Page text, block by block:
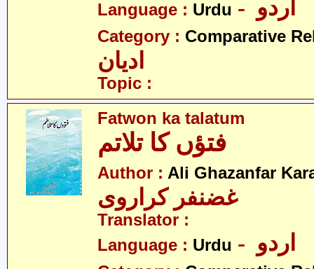
Language : Urdu
Category : Comparative
ادیان
Topic :
Fatwon ka talatum
فتؤں کا تلاتم
Author : Ali Ghazanfar
غضنفر کراروی
Translator :
Language : Urdu